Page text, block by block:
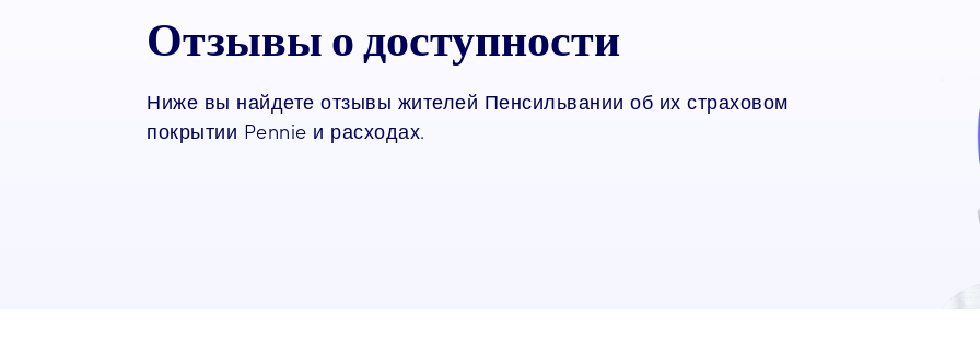
Отзывы о доступности
Ниже вы найдете отзывы жителей Пенсильвании об их страховом
покрытии Pennie и расходах.